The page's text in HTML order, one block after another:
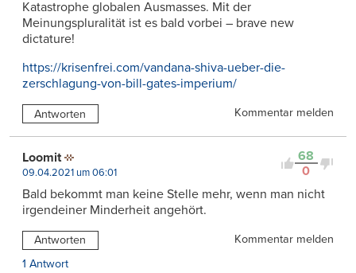
Katastrophe globalen Ausmasses. Mit der
Meinungspluralität ist es bald vorbei – brave new
dictature!
https://krisenfrei.com/vandana-shiva-ueber-die-
zerschlagung-von-bill-gates-imperium/
Antworten Kommentar melden
68
0
Loomit
09.04.2021 um 06:01
Bald bekommt man keine Stelle mehr, wenn man nicht
irgendeiner Minderheit angehört.
Antworten
Kommentar melden
1 Antwort